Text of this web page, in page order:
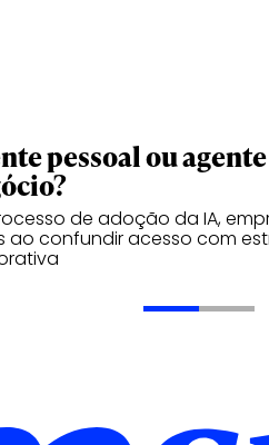
pessoal ou
de adoção da IA,
ao confundir acesso com